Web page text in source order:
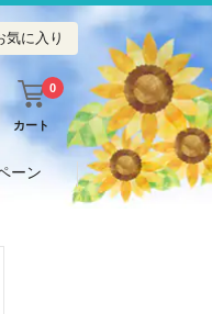
気に入り
カート
0
ーン